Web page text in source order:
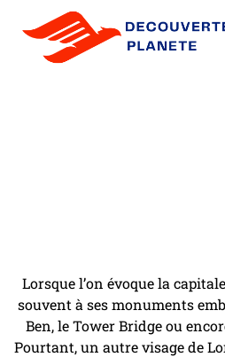
Lorsque l’on évoque la
souvent à ses monuments
Ben, le Tower Bridge ou
Pourtant, un autre visage de